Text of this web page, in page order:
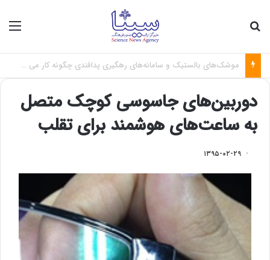
فاصله میان نخبگان و صنعت؛ چالش بزرگ تبدیل علم به فناوری
دوربین‌های جاسوسی کوچک متصل
به ساعت‌های هوشمند برای تقلب
۱۳۹۵-۰۲-۲۹